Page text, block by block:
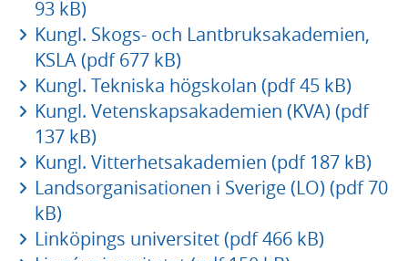
93 kB)
Kungl. Skogs- och Lantbruksakademien,
KSLA (pdf 677 kB)
Kungl. Tekniska högskolan (pdf 45 kB)
Kungl. Vetenskapsakademien (KVA) (pdf
137 kB)
Kungl. Vitterhetsakademien (pdf 187 kB)
Landsorganisationen i Sverige (LO) (pdf 70
kB)
Linköpings universitet (pdf 466 kB)